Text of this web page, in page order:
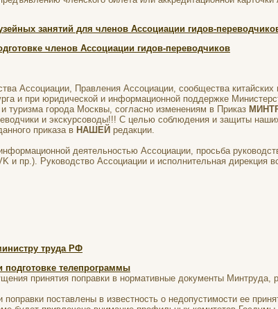
занятий для членов Ассоциации гидов-
членов Ассоциации гидов-переводчиков
Ассоциации, Правления Ассоциации, сообщества
и при юридической и информационной поддержке
туризма города Москвы, согласно изменениям в Приказ
и экскурсоводы!!! С целью соблюдения и защиты
приказа в НАШЕЙ редакции.
деятельностью Ассоциации, просьба
пр.). Руководство Ассоциации и исполнительная дирекция
труда РФ
телепрограммы
принятия поправки в нормативные документы
поставлены в известность о недопустимости ее